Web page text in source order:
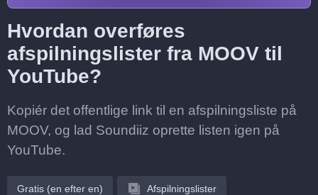
Hvordan overføres
afspilningslister fra MOOV til
YouTube?
Kopiér det offentlige link til en afspilningsliste på
MOOV, og lad Soundiiz oprette listen igen på
YouTube.
Gratis (en efter en) Afspilningslister